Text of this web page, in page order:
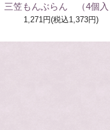
三笠もんぶらん （4個
1,271円(税込1,373円)